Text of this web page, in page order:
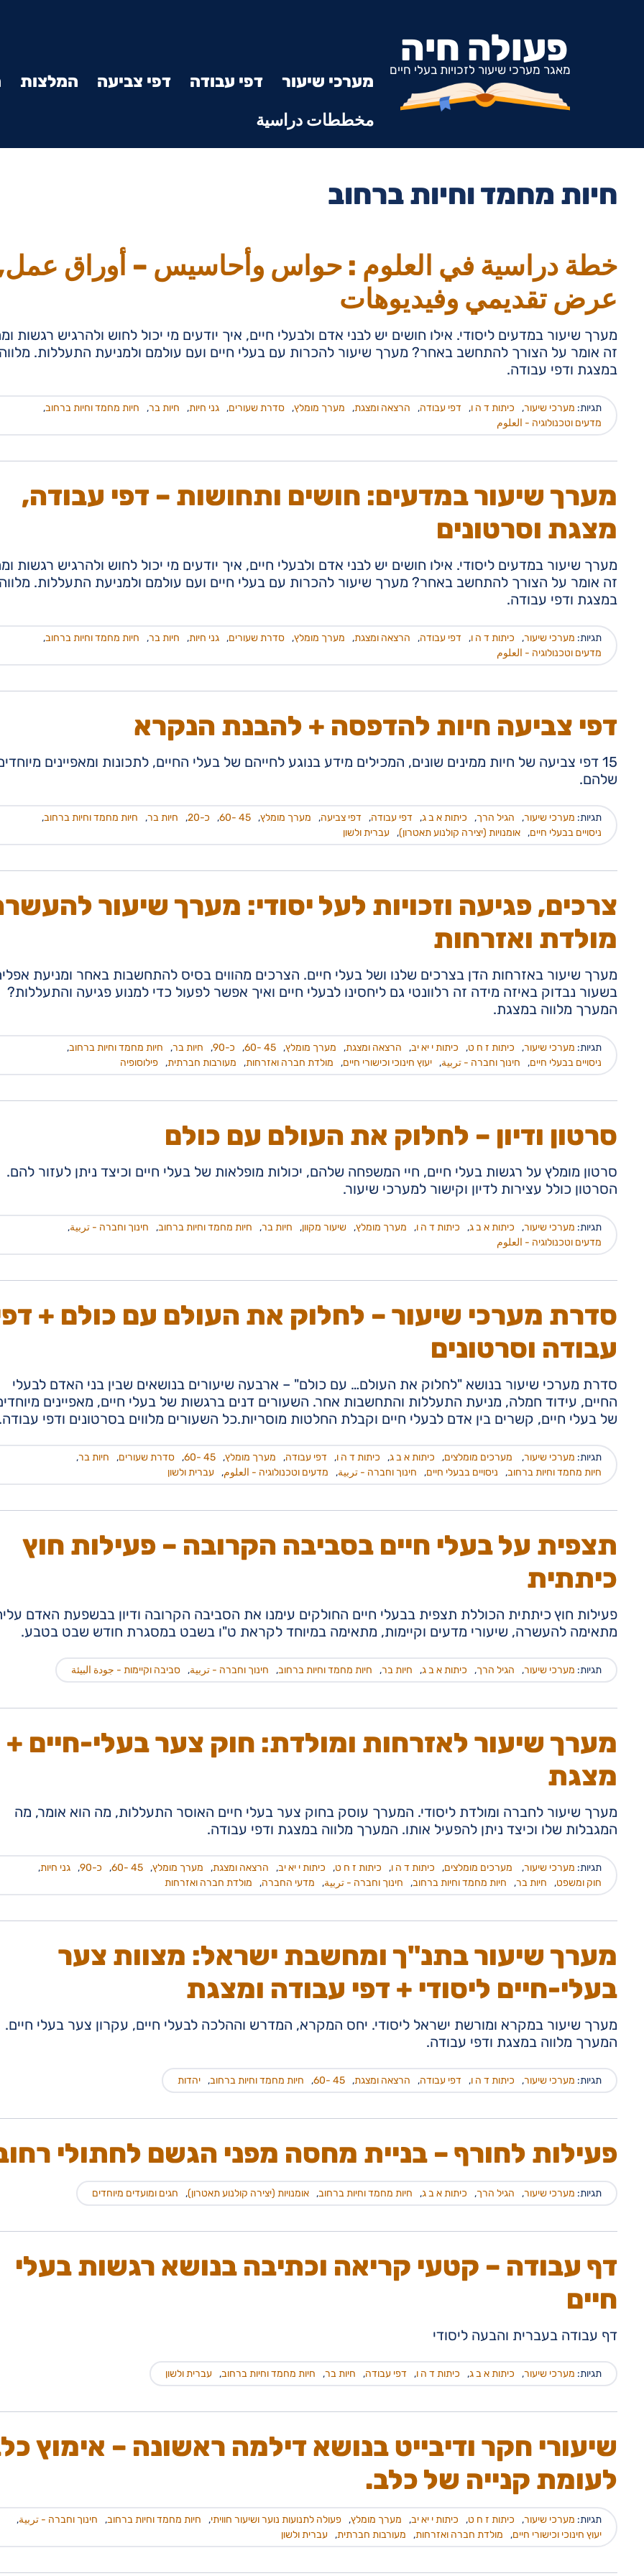
פעולה חיה
מאגר מערכי שיעור לזכויות בעלי חיים
מערכי שיעור דפי עבודה דפי צביעה המלצות
مخططات دراسية
חיות מחמד וחיות ברחוב
خطة دراسية في العلوم : حواس وأحاسيس – أوراق
عرض تقديمي وفيديوهات
מערך שיעור במדעים ליסודי. אילו חושים יש לבני אדם ולבעלי חיים, איך יודעים מי יכול לחוש ולהרגיש רגשות
זה אומר על הצורך להתחשב באחר? מערך שיעור להכרות עם בעלי חיים ועם עולמם ולמניעת התעללות.
במצגת ודפי עבודה.
תגיות: מערכי שיעור, כיתות ד ה ו, דפי עבודה, הרצאה ומצגת, מערך מומלץ, סדרת שעורים, גני חיות, חיות בר, חיות מחמד וחיות ברחוב,
מדעים וטכנולוגיה - العلوم
מערך שיעור במדעים: חושים ותחושות – דפי עבודה,
מצגת וסרטונים
מערך שיעור במדעים ליסודי. אילו חושים יש לבני אדם ולבעלי חיים, איך יודעים מי יכול לחוש ולהרגיש רגשות
זה אומר על הצורך להתחשב באחר? מערך שיעור להכרות עם בעלי חיים ועם עולמם ולמניעת התעללות.
במצגת ודפי עבודה.
תגיות: מערכי שיעור, כיתות ד ה ו, דפי עבודה, הרצאה ומצגת, מערך מומלץ, סדרת שעורים, גני חיות, חיות בר, חיות מחמד וחיות ברחוב,
מדעים וטכנולוגיה - العلوم
דפי צביעה חיות להדפסה + להבנת הנקרא
15 דפי צביעה של חיות ממינים שונים, המכילים מידע בנוגע לחייהם של בעלי החיים, לתכונות ומאפיינים
שלהם.
תגיות: מערכי שיעור, הגיל הרך, כיתות א ב ג, דפי עבודה, דפי צביעה, מערך מומלץ,
45 -60
, כ-20 , חיות בר, חיות מחמד וחיות ברחוב,
ניסויים בבעלי חיים, אומנויות (יצירה קולנוע תאטרון), עברית ולשון
צרכים, פגיעה וזכויות לעל יסודי: מערך שיעור
מולדת ואזרחות
מערך שיעור באזרחות הדן בצרכים שלנו ושל בעלי חיים. הצרכים מהווים בסיס להתחשבות באחר ומניעת
בשעור נבדוק באיזה מידה זה רלוונטי גם ליחסינו לבעלי חיים ואיך אפשר לפעול כדי למנוע פגיעה והתעללות?
המערך מלווה במצגת.
תגיות: מערכי שיעור, כיתות ז ח ט, כיתות י יא יב, הרצאה ומצגת, מערך מומלץ,
45 -60
, כ-90 , חיות בר, חיות מחמד וחיות ברחוב,
ניסויים בבעלי חיים, חינוך וחברה - تربية, יעוץ חינוכי וכישורי חיים, מולדת חברה ואזרחות, מעורבות חברתית, פילוסופיה
סרטון ודיון – לחלוק את העולם עם כולם
סרטון מומלץ על רגשות בעלי חיים, חיי המשפחה שלהם, יכולות מופלאות של בעלי חיים וכיצד ניתן לעזור להם.
הסרטון כולל עצירות לדיון וקישור למערכי שיעור.
תגיות: מערכי שיעור, כיתות א ב ג, כיתות ד ה ו, מערך מומלץ, שיעור מקוון, חיות בר, חיות מחמד וחיות ברחוב, חינוך וחברה - تربية,
מדעים וטכנולוגיה - العلوم
סדרת מערכי שיעור – לחלוק את העולם עם כולם +
עבודה וסרטונים
סדרת מערכי שיעור בנושא "לחלוק את העולם… עם כולם" – ארבעה שיעורים בנושאים שבין בני האדם לבעלי
החיים, עידוד חמלה, מניעת התעללות והתחשבות אחר. השעורים דנים ברגשות של בעלי חיים, מאפיינים
של בעלי חיים, קשרים בין אדם לבעלי חיים וקבלת החלטות מוסריות.כל השעורים מלווים בסרטונים ודפי
תגיות: מערכי שיעור, מערכים מומלצים, כיתות א ב ג, כיתות ד ה ו, דפי עבודה, מערך מומלץ,
45 -60
, סדרת שעורים, חיות בר,
חיות מחמד וחיות ברחוב, ניסויים בבעלי חיים, חינוך וחברה - تربية, מדעים וטכנולוגיה - العلوم, עברית ולשון
תצפית על בעלי חיים בסביבה הקרובה – פעילות חוץ
כיתתית
פעילות חוץ כיתתית הכוללת תצפית בבעלי חיים החולקים עימנו את הסביבה הקרובה ודיון בבשפעת האדם
מתאימה להעשרה, שיעורי מדעים וקיימות, מתאימה במיוחד לקראת ט"ו בשבט במסגרת חודש שבט בטבע.
תגיות: מערכי שיעור, הגיל הרך, כיתות א ב ג, חיות בר, חיות מחמד וחיות ברחוב, חינוך וחברה - تربية, סביבה וקיימות - جودة البيئة
מערך שיעור לאזרחות ומולדת: חוק צער בעלי-חיים +
מצגת
מערך שיעור לחברה ומולדת ליסודי. המערך עוסק בחוק צער בעלי חיים האוסר התעללות, מה הוא אומר, מה
המגבלות שלו וכיצד ניתן להפעיל אותו. המערך מלווה במצגת ודפי עבודה.
תגיות: מערכי שיעור, מערכים מומלצים, כיתות ד ה ו, כיתות ז ח ט, כיתות י יא יב, הרצאה ומצגת, מערך מומלץ,
45 -60
, כ-90 , גני חיות,
חוק ומשפט, חיות בר, חיות מחמד וחיות ברחוב, חינוך וחברה - تربية, מדעי החברה, מולדת חברה ואזרחות
מערך שיעור בתנ"ך ומחשבת ישראל: מצוות צער
בעלי-חיים ליסודי + דפי עבודה ומצגת
מערך שיעור במקרא ומורשת ישראל ליסודי. יחס המקרא, המדרש וההלכה לבעלי חיים, עקרון צער בעלי חיים.
המערך מלווה במצגת ודפי עבודה.
תגיות: מערכי שיעור, כיתות ד ה ו, דפי עבודה, הרצאה ומצגת,
45 -60
, חיות מחמד וחיות ברחוב, יהדות
פעילות לחורף – בניית מחסה מפני הגשם לחתולי
תגיות: מערכי שיעור, הגיל הרך, כיתות א ב ג, חיות מחמד וחיות ברחוב, אומנויות (יצירה קולנוע תאטרון), חגים ומועדים מיוחדים
דף עבודה – קטעי קריאה וכתיבה בנושא רגשות בעלי
חיים
דף עבודה בעברית והבעה ליסודי
תגיות: מערכי שיעור, כיתות א ב ג, כיתות ד ה ו, דפי עבודה, חיות בר, חיות מחמד וחיות ברחוב, עברית ולשון
שיעורי חקר ודיבייט בנושא דילמה ראשונה – אימוץ
לעומת קנייה של כלב.
תגיות: מערכי שיעור, כיתות ז ח ט, כיתות י יא יב, מערך מומלץ, פעולה לתנועות נוער ושיעור חוויתי, חיות מחמד וחיות ברחוב, חינוך וחברה - تربية,
יעוץ חינוכי וכישורי חיים, מולדת חברה ואזרחות, מעורבות חברתית, עברית ולשון